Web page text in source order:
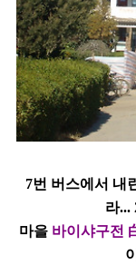
7번 버스에서 내
라...
마을 바이샤구전